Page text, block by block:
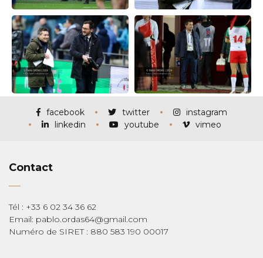
facebook twitter
instagram
linkedin
youtube vimeo
Contact
Tél : +33 6 02 34 36 62
Email: pablo.ordas64@gmail.com
Numéro de SIRET : 880 583 190 00017